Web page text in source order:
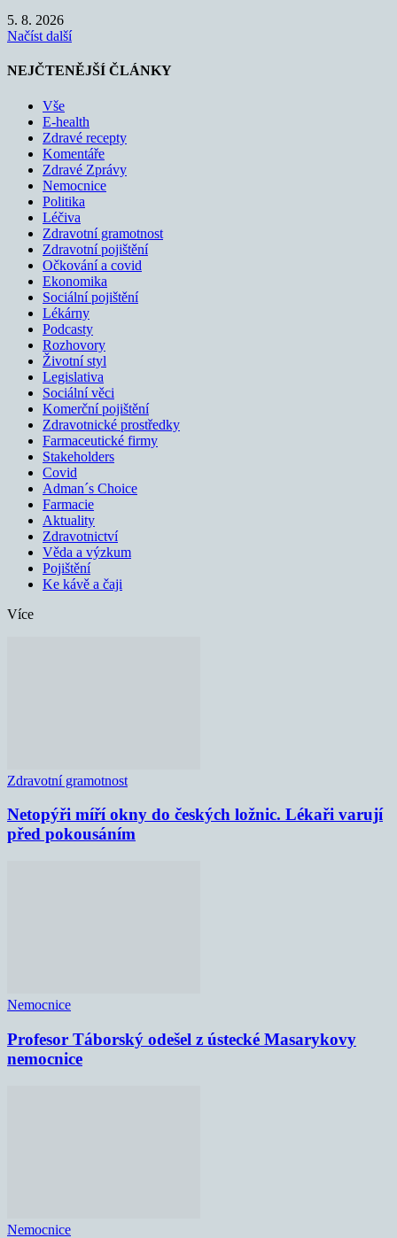
5. 8. 2026
Načíst další
NEJČTENĚJŠÍ ČLÁNKY
Vše
E-health
Zdravé recepty
Komentáře
Zdravé Zprávy
Nemocnice
Politika
Léčiva
Zdravotní gramotnost
Zdravotní pojištění
Očkování a covid
Ekonomika
Sociální pojištění
Lékárny
Podcasty
Rozhovory
Životní styl
Legislativa
Sociální věci
Komerční pojištění
Zdravotnické prostředky
Farmaceutické firmy
Stakeholders
Covid
Adman´s Choice
Farmacie
Aktuality
Zdravotnictví
Věda a výzkum
Pojištění
Ke kávě a čaji
Více
Zdravotní gramotnost
Netopýři míří okny do českých ložnic. Lékaři varují
před pokousáním
Nemocnice
Profesor Táborský odešel z ústecké Masarykovy
nemocnice
Nemocnice